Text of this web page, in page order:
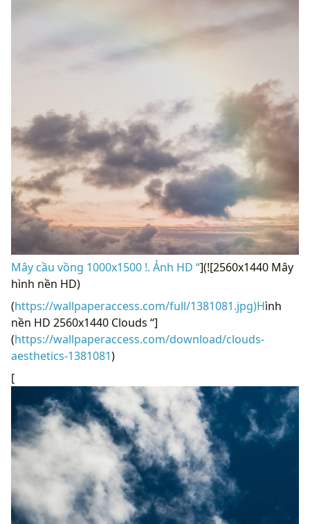
Mây cầu vồng 1000x1500 !. Ảnh HD “](![2560x1440 Mây
hình nền HD)
(https://wallpaperaccess.com/full/1381081.jpg)Hình
nền HD 2560x1440 Clouds “]
(https://wallpaperaccess.com/download/clouds-
aesthetics-1381081)
[